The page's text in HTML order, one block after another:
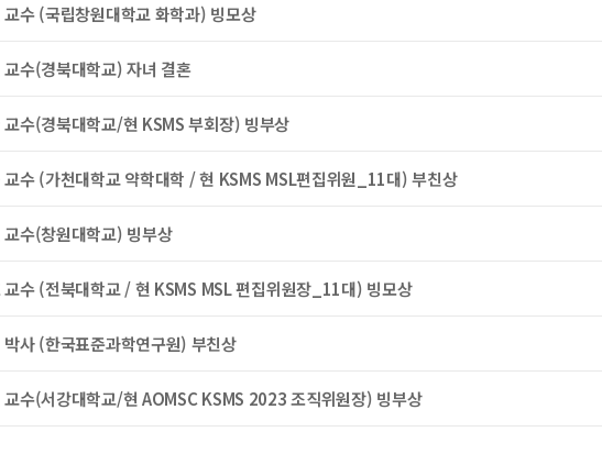
수 (국립창원대학교 화학과) 빙모상
수(경북대학교) 자녀 결혼
수(경북대학교/현 KSMS 부회장) 빙부상
수 (가천대학교 약학대학 / 현 KSMS MSL편집위원_11대) 부친상
수(창원대학교) 빙부상
수 (전북대학교 / 현 KSMS MSL 편집위원장_11대) 빙모상
사 (한국표준과학연구원) 부친상
수(서강대학교/현 AOMSC KSMS 2023 조직위원장) 빙부상